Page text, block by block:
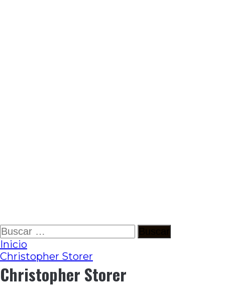
Ir
al
contenido
Buscar:
Inicio
Christopher Storer
Christopher Storer